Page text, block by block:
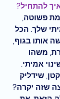
להתחיל?
פשוטה,
שלך. הכל
אותו בגוף,
משהו
אמיתי.
שידליק
שזה יקרה?